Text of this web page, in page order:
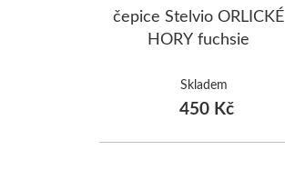
čepice Stelvio ORLICKÉ
HORY fuchsie
Skladem
450 Kč